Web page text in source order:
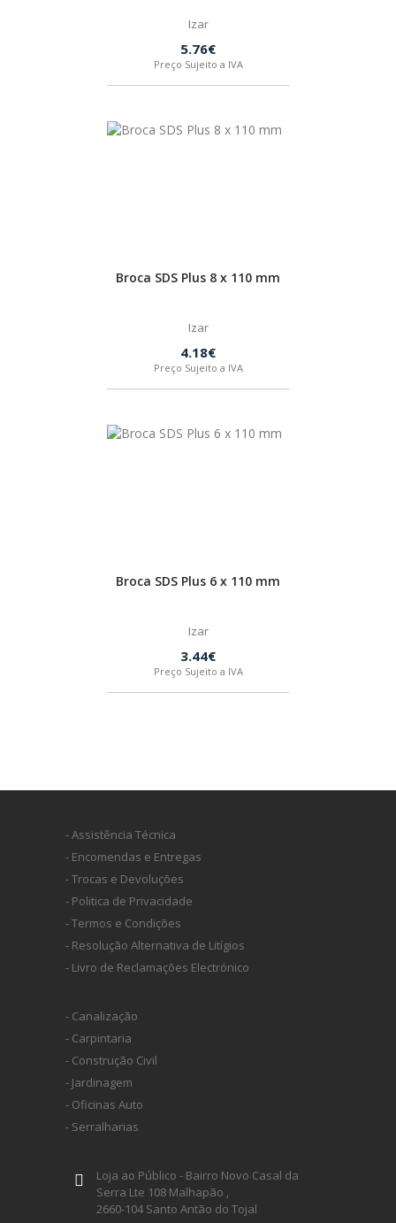
Izar
5.76€
Preço Sujeito a IVA
Broca SDS Plus 8 x 110 mm
Izar
4.18€
Preço Sujeito a IVA
Broca SDS Plus 6 x 110 mm
Izar
3.44€
Preço Sujeito a IVA
- Assistência Técnica
- Encomendas e Entregas
- Trocas e Devoluções
- Politica de Privacidade
- Termos e Condições
- Resolução Alternativa de Litígios
- Livro de Reclamações Electrónico
- Canalização
- Carpintaria
- Construção Civil
- Jardinagem
- Oficinas Auto
- Serralharias
Loja ao Público - Bairro Novo Casal da
Serra Lte 108 Malhapão ,
2660-104 Santo Antão do Tojal